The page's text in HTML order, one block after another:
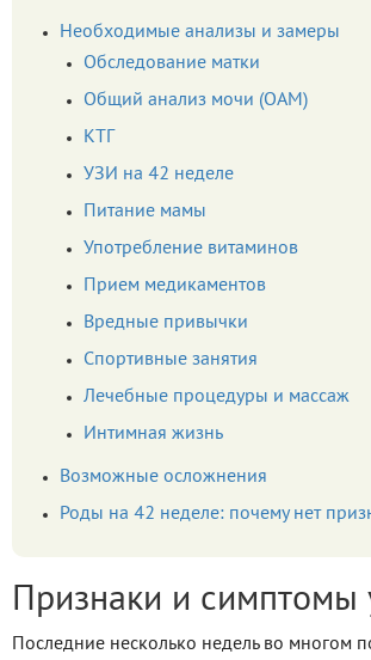
Необходимые анализы и замеры
Обследование матки
Общий анализ мочи (ОАМ)
КТГ
УЗИ на 42 неделе
Питание мамы
Употребление витаминов
Прием медикаментов
Вредные привычки
Спортивные занятия
Лечебные процедуры и массаж
Интимная жизнь
Возможные осложнения
Роды на 42 неделе: почему нет
Признаки и
Последние несколько недель во многом